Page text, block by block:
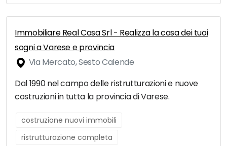
Immobiliare Real Casa Srl - Realizza la casa dei tuoi
sogni a Varese e provincia
Via Mercato, Sesto Calende
Dal 1990 nel campo delle ristrutturazioni e nuove
costruzioni in tutta la provincia di Varese.
costruzione nuovi immobili
ristrutturazione completa